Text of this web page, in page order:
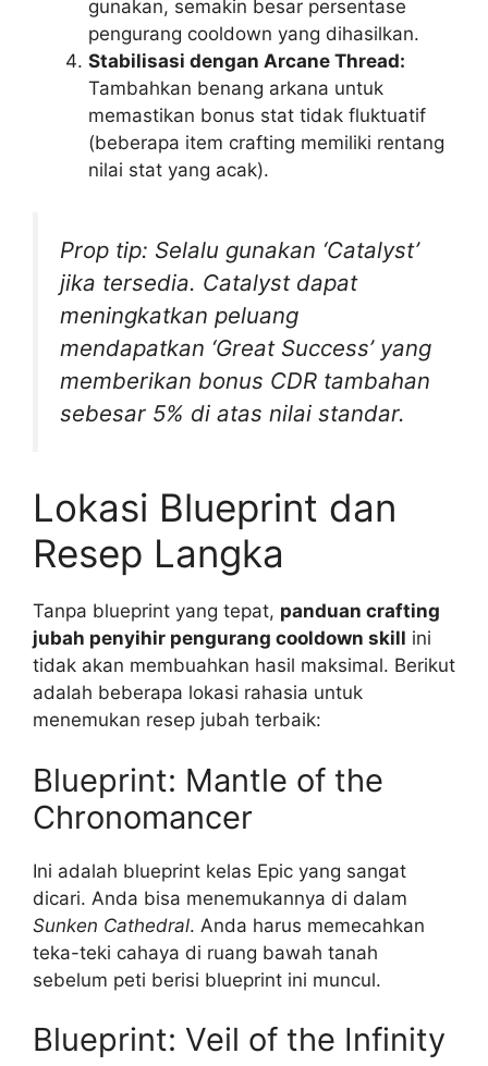
gunakan, semakin besar persentase
pengurang cooldown yang dihasilkan.
Stabilisasi dengan Arcane Thread:
Tambahkan benang arkana untuk
memastikan bonus stat tidak fluktuatif
(beberapa item crafting memiliki rentang
nilai stat yang acak).
Prop tip: Selalu gunakan ‘Catalyst’
jika tersedia. Catalyst dapat
meningkatkan peluang
mendapatkan ‘Great Success’ yang
memberikan bonus CDR tambahan
sebesar 5% di atas nilai standar.
Lokasi Blueprint dan
Resep Langka
Tanpa blueprint yang tepat, panduan crafting
jubah penyihir pengurang cooldown skill ini
tidak akan membuahkan hasil maksimal. Berikut
adalah beberapa lokasi rahasia untuk
menemukan resep jubah terbaik:
Blueprint: Mantle of the
Chronomancer
Ini adalah blueprint kelas Epic yang sangat
dicari. Anda bisa menemukannya di dalam
Sunken Cathedral. Anda harus memecahkan
teka-teki cahaya di ruang bawah tanah
sebelum peti berisi blueprint ini muncul.
Blueprint: Veil of the Infinity